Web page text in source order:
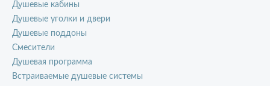
Душевые кабины
Душевые уголки и двери
Душевые поддоны
Смесители
Душевая программа
Встраиваемые душевые системы